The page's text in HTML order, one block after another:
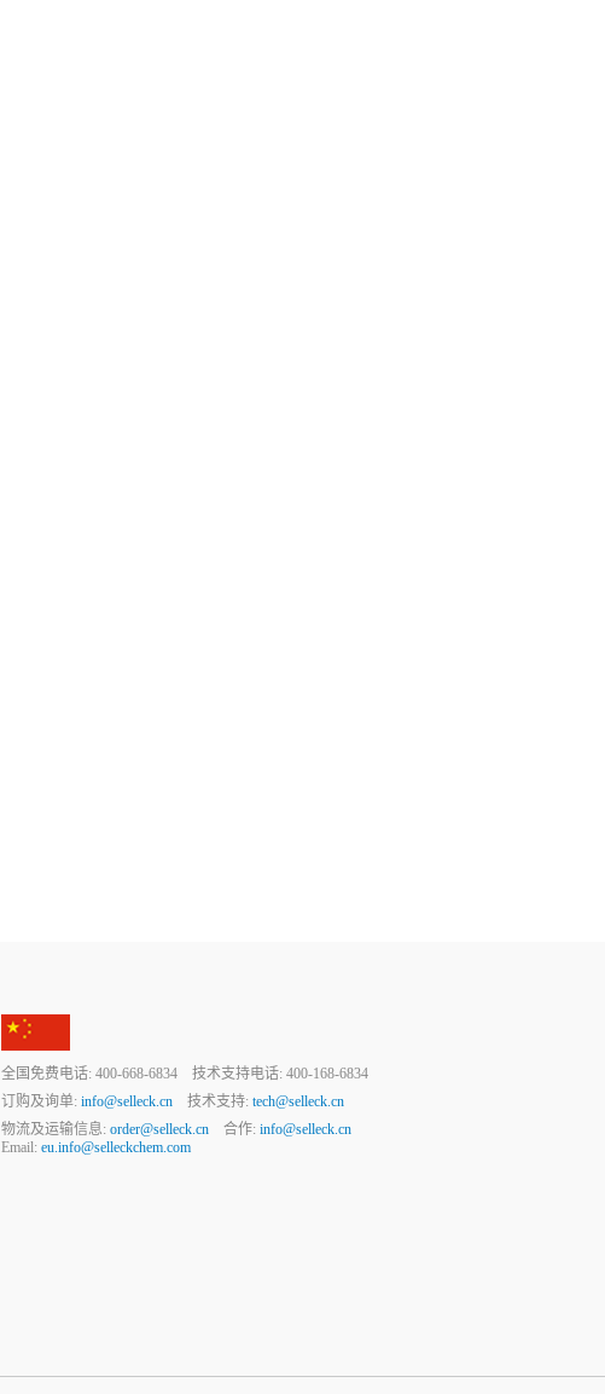
全国免费电话: 400-668-6834 技术支持电话: 400-168-6834
订购及询单: info@selleck.cn 技术支持: tech@selleck.cn
物流及运输信息: order@selleck.cn 合作: info@selleck.cn
Email: eu.info@selleckchem.com